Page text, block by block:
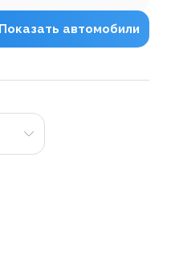
Показать автомобили